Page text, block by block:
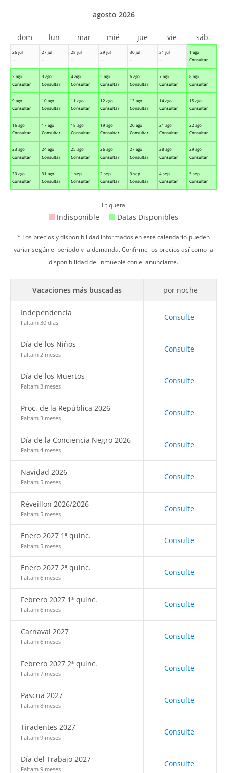
26 jul
--
27 jul
--
28 jul
--
29 jul
--
30 jul
--
31 jul
--
1 ago
Consultar
2 ago
Consultar
3 ago
Consultar
4 ago
Consultar
5 ago
Consultar
6 ago
Consultar
7 ago
Consultar
8 ago
Consultar
9 ago
Consultar
10 ago
Consultar
11 ago
Consultar
12 ago
Consultar
13 ago
Consultar
14 ago
Consultar
15 ago
Consultar
16 ago
Consultar
17 ago
Consultar
18 ago
Consultar
19 ago
Consultar
20 ago
Consultar
21 ago
Consultar
22 ago
Consultar
23 ago
Consultar
24 ago
Consultar
25 ago
Consultar
26 ago
Consultar
27 ago
Consultar
28 ago
Consultar
29 ago
Consultar
30 ago
Consultar
31 ago
Consultar
1 sep
Consultar
2 sep
Consultar
3 sep
Consultar
4 sep
Consultar
5 sep
Consultar
agosto 2026
dom lun mar mié jue vie sáb
Etiqueta
Indisponible Datas Disponibles
* Los precios y disponibilidad informados en este calendario pueden
variar según el período y la demanda. Confirme los precios así como la
disponibilidad del inmueble con el anunciante.
Vacaciones más buscadas por noche
Independencia
Faltam 30 dias
Consulte
Día de los Niños
Faltam 2 meses
Consulte
Día de los Muertos
Faltam 3 meses
Consulte
Proc. de la República 2026
Faltam 3 meses
Consulte
Día de la Conciencia Negro 2026
Faltam 4 meses
Consulte
Navidad 2026
Faltam 5 meses
Consulte
Réveillon 2026/2026
Faltam 5 meses
Consulte
Enero 2027 1ª quinc.
Faltam 5 meses
Consulte
Enero 2027 2ª quinc.
Faltam 6 meses
Consulte
Febrero 2027 1ª quinc.
Faltam 6 meses
Consulte
Carnaval 2027
Faltam 6 meses
Consulte
Febrero 2027 2ª quinc.
Faltam 7 meses
Consulte
Pascua 2027
Faltam 8 meses
Consulte
Tiradentes 2027
Faltam 9 meses
Consulte
Día del Trabajo 2027
Faltam 9 meses
Consulte